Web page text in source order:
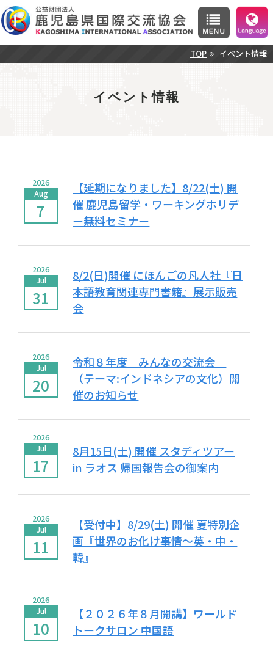
TOP イベント情報
イベント情報
2026
Aug
7
【延期になりました】8/22(土) 開
催 鹿児島留学・ワーキングホリデ
ー無料セミナー
2026
Jul
31
8/2(日)開催 にほんごの凡人社『日
本語教育関連専門書籍』展示販売
会
2026
Jul
20
令和８年度 みんなの交流会
（テーマ:インドネシアの文化）開
催のお知らせ
2026
Jul
17
8月15日(土) 開催 スタディツアー
in ラオス 帰国報告会の御案内
2026
Jul
11
【受付中】8/29(土) 開催 夏特別企
画『世界のお化け事情～英・中・
韓』
2026
Jul
10
【２０２６年８月開講】ワールド
トークサロン 中国語